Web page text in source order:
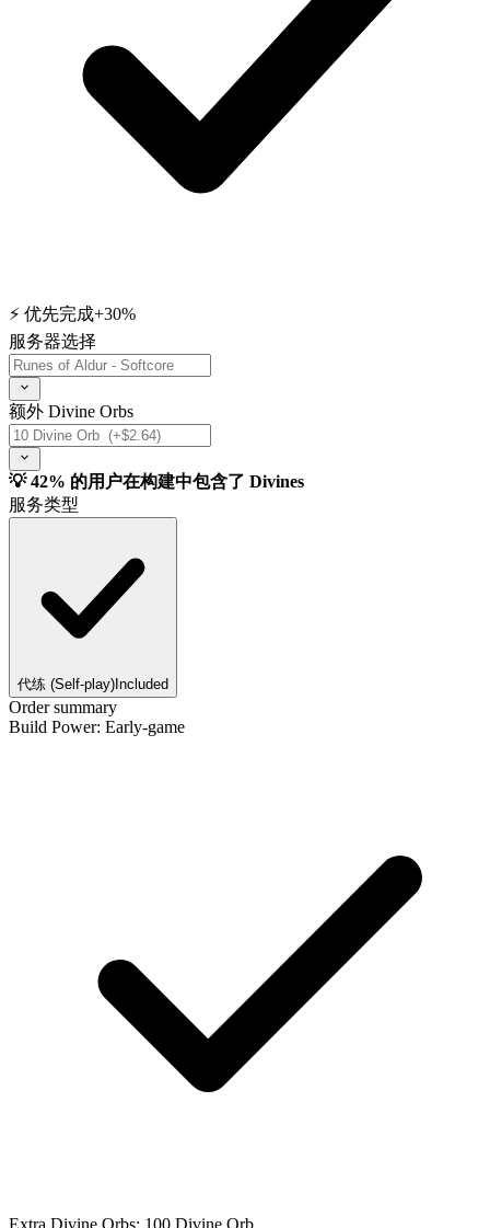
⚡ 优先完成+30%
服务器选择
额外 Divine Orbs
💡 42% 的用户在构建中包含了 Divines
服务类型
代练 (Self-play) Included
Order summary
Build Power: Early-game